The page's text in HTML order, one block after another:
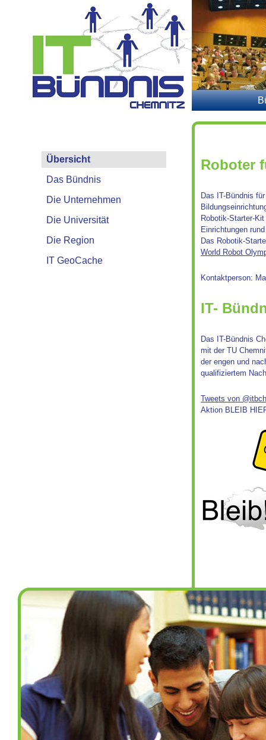
Übersicht
Das Bündnis
Die Unternehmen
Die Universität
Die Region
IT GeoCache
Roboter
Das IT-Bündnis
Robotik-Starter-
Einrichtungen
Das Robotik-
World Robot
Kontaktperson:
IT-
Das IT-Bündnis
mit der TU
der engen und
qualifiziertem
Tweets von
Aktion BLEIB